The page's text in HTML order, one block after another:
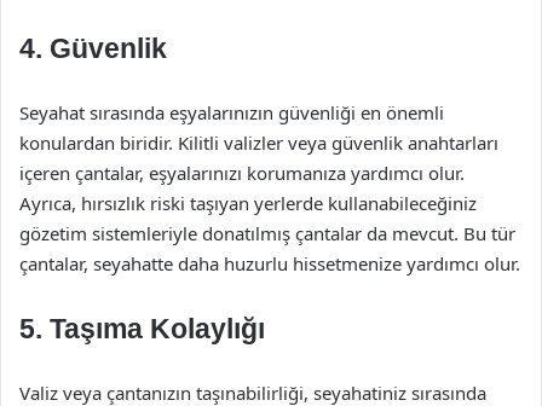
4. Güvenlik
Seyahat sırasında eşyalarınızın güvenliği en önemli
konulardan biridir. Kilitli valizler veya güvenlik anahtarları
içeren çantalar, eşyalarınızı korumanıza yardımcı olur.
Ayrıca, hırsızlık riski taşıyan yerlerde kullanabileceğiniz
gözetim sistemleriyle donatılmış çantalar da mevcut. Bu tür
çantalar, seyahatte daha huzurlu hissetmenize yardımcı olur.
5. Taşıma Kolaylığı
Valiz veya çantanızın taşınabilirliği, seyahatiniz sırasında